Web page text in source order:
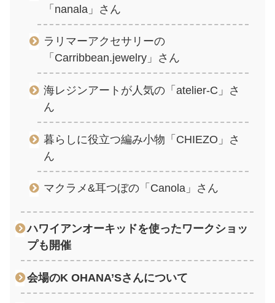
「nanala」さん
ラリマーアクセサリーの
「Carribbean.jewelry」さん
海レジンアートが人気の「atelier-C」さ
ん
暮らしに役立つ編み小物「CHIEZO」さ
ん
マクラメ&耳つぼの「Canola」さん
ハワイアンオーキッドを使ったワークショッ
プも開催
会場のK OHANA’Sさんについて